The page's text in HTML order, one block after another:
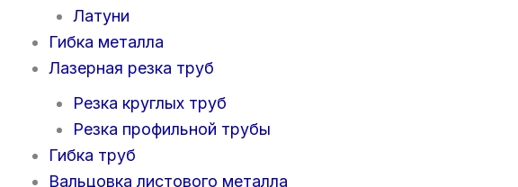
Латуни
Гибка металла
Лазерная резка труб
Резка круглых труб
Резка профильной трубы
Гибка труб
Вальцовка листового металла